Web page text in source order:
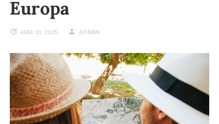
Europa
AUG. 13, 2025 ADMIN